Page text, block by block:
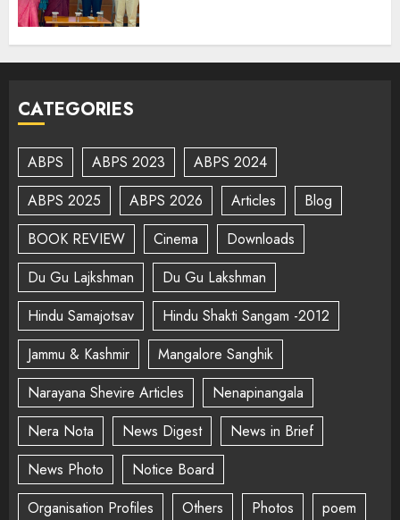
CATEGORIES
ABPS ABPS 2023
ABPS 2024
ABPS 2025
ABPS 2026 Articles
Blog
BOOK REVIEW
Cinema
Downloads
Du Gu Lajkshman
Du Gu Lakshman
Hindu Samajotsav
Hindu Shakti Sangam -2012
Jammu & Kashmir
Mangalore Sanghik
Narayana Shevire Articles
Nenapinangala
Nera Nota
News Digest
News in Brief
News Photo
Notice Board
Organisation Profiles
Others Photos
poem